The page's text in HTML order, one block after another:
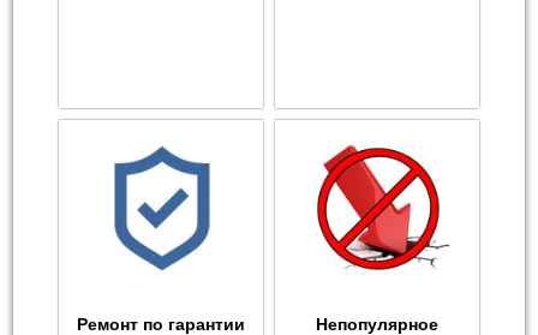
Ремонт по гарантии Непопулярное